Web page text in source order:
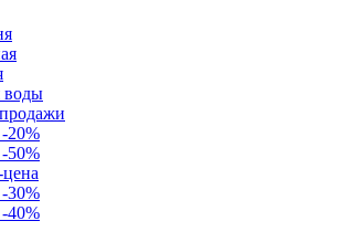
воды
20%
50%
30%
40%